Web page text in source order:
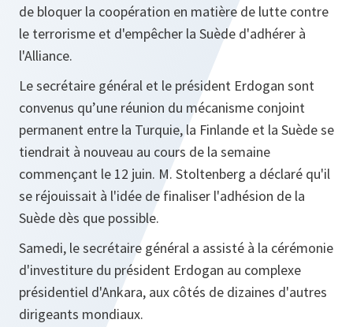
de bloquer la coopération en matière de lutte contre
le terrorisme et d'empêcher la Suède d'adhérer à
l'Alliance.
Le secrétaire général et le président Erdogan sont
convenus qu’une réunion du mécanisme conjoint
permanent entre la Turquie, la Finlande et la Suède se
tiendrait à nouveau au cours de la semaine
commençant le 12 juin. M. Stoltenberg a déclaré qu'il
se réjouissait à l'idée de finaliser l'adhésion de la
Suède dès que possible.
Samedi, le secrétaire général a assisté à la cérémonie
d'investiture du président Erdogan au complexe
présidentiel d'Ankara, aux côtés de dizaines d'autres
dirigeants mondiaux.